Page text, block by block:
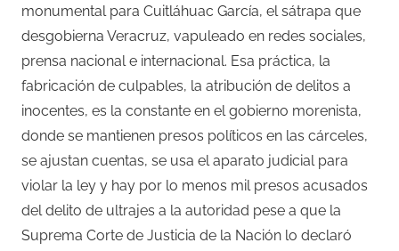
monumental para Cuitláhuac García, el sátrapa que
desgobierna Veracruz, vapuleado en redes sociales,
prensa nacional e internacional. Esa práctica, la
fabricación de culpables, la atribución de delitos a
inocentes, es la constante en el gobierno morenista,
donde se mantienen presos políticos en las cárceles,
se ajustan cuentas, se usa el aparato judicial para
violar la ley y hay por lo menos mil presos acusados
del delito de ultrajes a la autoridad pese a que la
Suprema Corte de Justicia de la Nación lo declaró